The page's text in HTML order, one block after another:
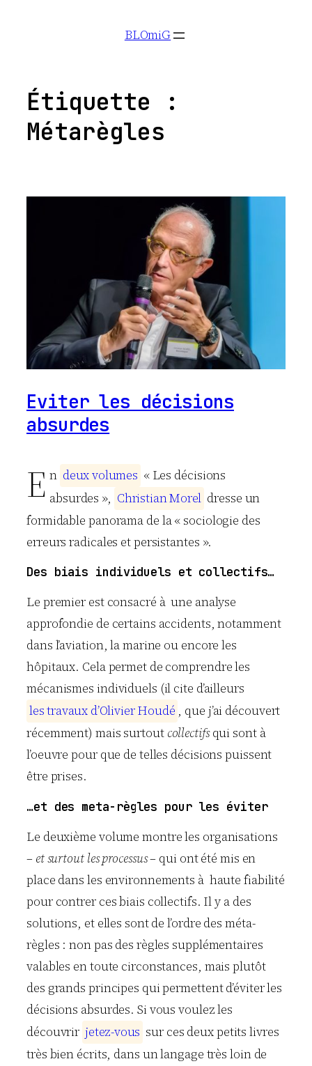
BLOmiG
Étiquette :
Métarègles
Eviter les décisions
absurdes
E n deuxvolumes « Les décisions
absurdes », ChristianMorel dresse un
formidable panorama de la « sociologie des
erreurs radicales et persistantes ».
Des biais individuels et collectifs…
Le premier est consacré à une analyse
approfondie de certains accidents, notamment
dans l’aviation, la marine ou encore les
hôpitaux. Cela permet de comprendre les
mécanismes individuels (il cite d’ailleurs
lestravaux d’OlivierHoudé , que j’ai découvert
récemment) mais surtout collectifsqui sont à
l’oeuvre pour que de telles décisions puissent
être prises.
…et des meta-règles pour les éviter
Le deuxième volume montre les organisations
– et surtout les processus– qui ont été mis en
place dans les environnements à haute fiabilité
pour contrer ces biais collectifs. Il y a des
solutions, et elles sont de l’ordre des méta-
règles : non pas des règles supplémentaires
valables en toute circonstances, mais plutôt
des grands principes qui permettent d’éviter les
décisions absurdes. Si vous voulez les
découvrir jetez-vous sur ces deux petits livres
très bien écrits, dans un langage très loin de